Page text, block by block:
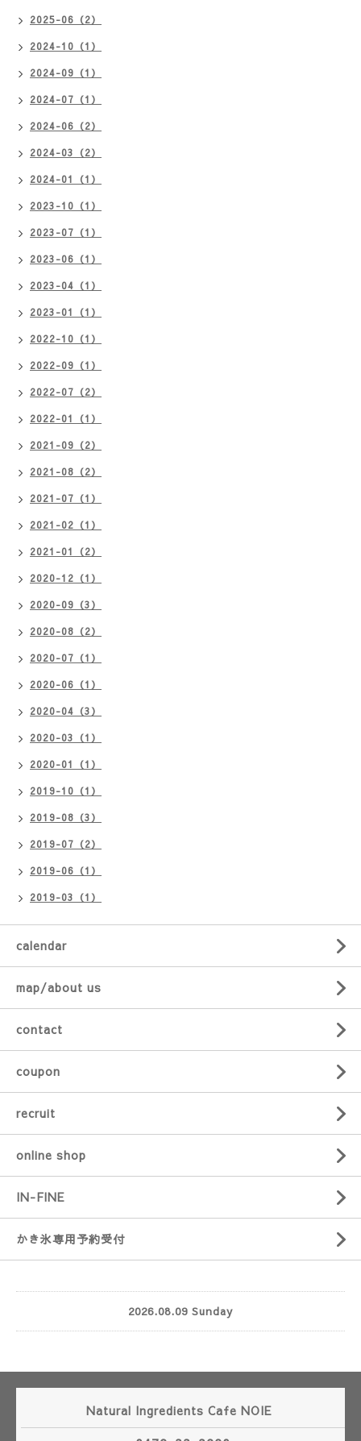
2025-06（2）
2024-10（1）
2024-09（1）
2024-07（1）
2024-06（2）
2024-03（2）
2024-01（1）
2023-10（1）
2023-07（1）
2023-06（1）
2023-04（1）
2023-01（1）
2022-10（1）
2022-09（1）
2022-07（2）
2022-01（1）
2021-09（2）
2021-08（2）
2021-07（1）
2021-02（1）
2021-01（2）
2020-12（1）
2020-09（3）
2020-08（2）
2020-07（1）
2020-06（1）
2020-04（3）
2020-03（1）
2020-01（1）
2019-10（1）
2019-08（3）
2019-07（2）
2019-06（1）
2019-03（1）
calendar
map/about us
contact
coupon
recruit
online shop
IN-FINE
かき氷専用予約受付
2026.08.09 Sunday
Natural Ingredients Cafe NOIE